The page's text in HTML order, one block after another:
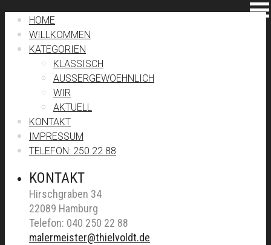
HOME
WILLKOMMEN
KATEGORIEN
KLASSISCH
AUSSERGEWOEHNLICH
WIR
AKTUELL
KONTAKT
IMPRESSUM
TELEFON: 250 22 88
KONTAKT
Hirschgraben 34
22089 Hamburg
Telefon: 040 250 22 88
malermeister@thielvoldt.de